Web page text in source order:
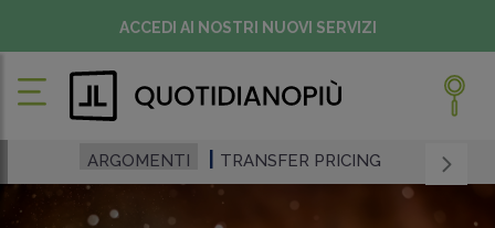
ACCEDI AI NOSTRI NUOVI SERVIZI
ARGOMENTI TRANSFER PRICING